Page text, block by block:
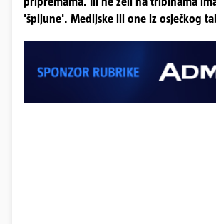
'špijune'. Medijske ili one iz osječkog